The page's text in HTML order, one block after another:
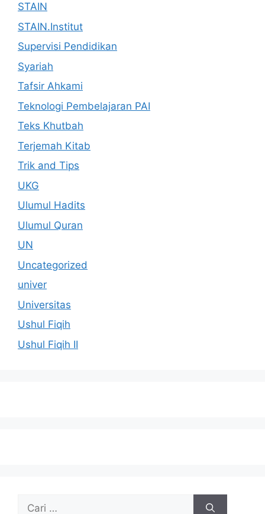
STAIN
STAIN.Institut
Supervisi Pendidikan
Syariah
Tafsir Ahkami
Teknologi Pembelajaran PAI
Teks Khutbah
Terjemah Kitab
Trik and Tips
UKG
Ulumul Hadits
Ulumul Quran
UN
Uncategorized
univer
Universitas
Ushul Fiqih
Ushul Fiqih II